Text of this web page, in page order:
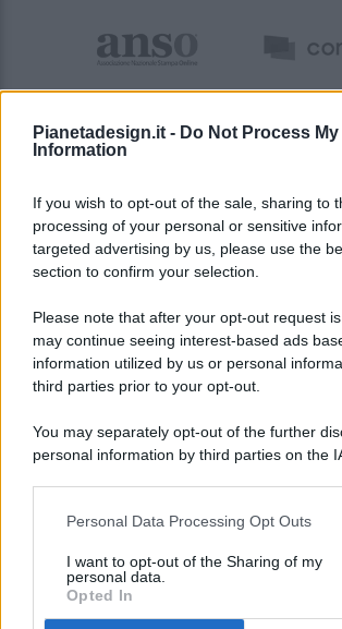
Pianetadesign.it - Do Not Process My
Information
If you wish to opt-out of the sale, sharing to
processing of your personal or sensitive
targeted advertising by us, please use the
section to confirm your selection.
Please note that after your opt-out request
may continue seeing interest-based ads
information utilized by us or personal
third parties prior to your opt-out.
You may separately opt-out of the further
personal information by third parties on the
This information may also be disclosed by
disclose it to other third parties.
Personal Data Processing Opt Outs
I want to opt-out of the Sharing of my
personal data.
Opted In
© 2026 - Pianeta Design - P.IVA
Registrata Al Tribunale Di Nocera Inferiore
ISCRIZIONE AL ROC N. 35792 –
(ASSOCIAZIONE NAZIONALE
PREFERENZE PRIVACY